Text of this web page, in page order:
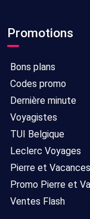
Promotions
Bons plans
Codes promo
Dernière minute
Voyagistes
TUI Belgique
Leclerc Voyages
Pierre et Vacances
Promo Pierre et
Ventes Flash